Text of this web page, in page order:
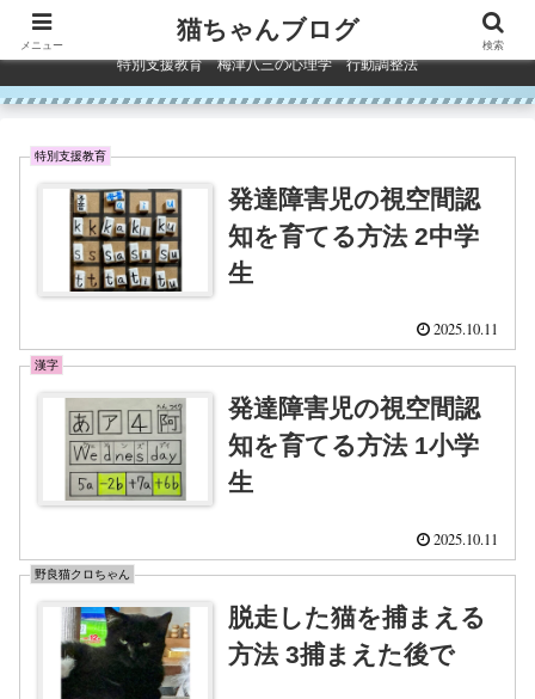
コンテンツへスキップ
特別支援教育 梅津八三の心理学 行動調整法
特別支援教育
発達障害児の視空間認
知を育てる方法 2中学
生
2025.10.11
漢字
発達障害児の視空間認
知を育てる方法 1小学
生
2025.10.11
野良猫クロちゃん
脱走した猫を捕まえる
方法 3捕まえた後で
メニュー
猫ちゃんブログ
検索